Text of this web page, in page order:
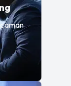
—Uji